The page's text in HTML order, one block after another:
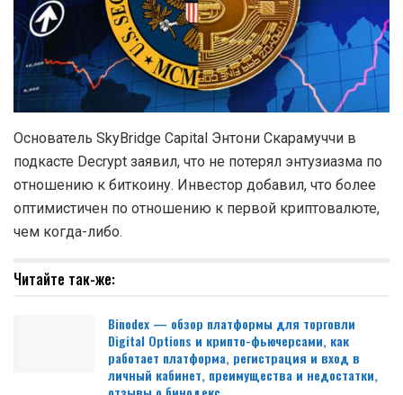
Основатель SkyBridge Capital Энтони Скарамуччи в
подкасте Decrypt заявил, что не потерял энтузиазма по
отношению к биткоину. Инвестор добавил, что более
оптимистичен по отношению к первой криптовалюте,
чем когда-либо.
Читайте так-же:
Binodex — обзор платформы для торговли
Digital Options и крипто-фьючерсами, как
работает платформа, регистрация и вход в
личный кабинет, преимущества и недостатки,